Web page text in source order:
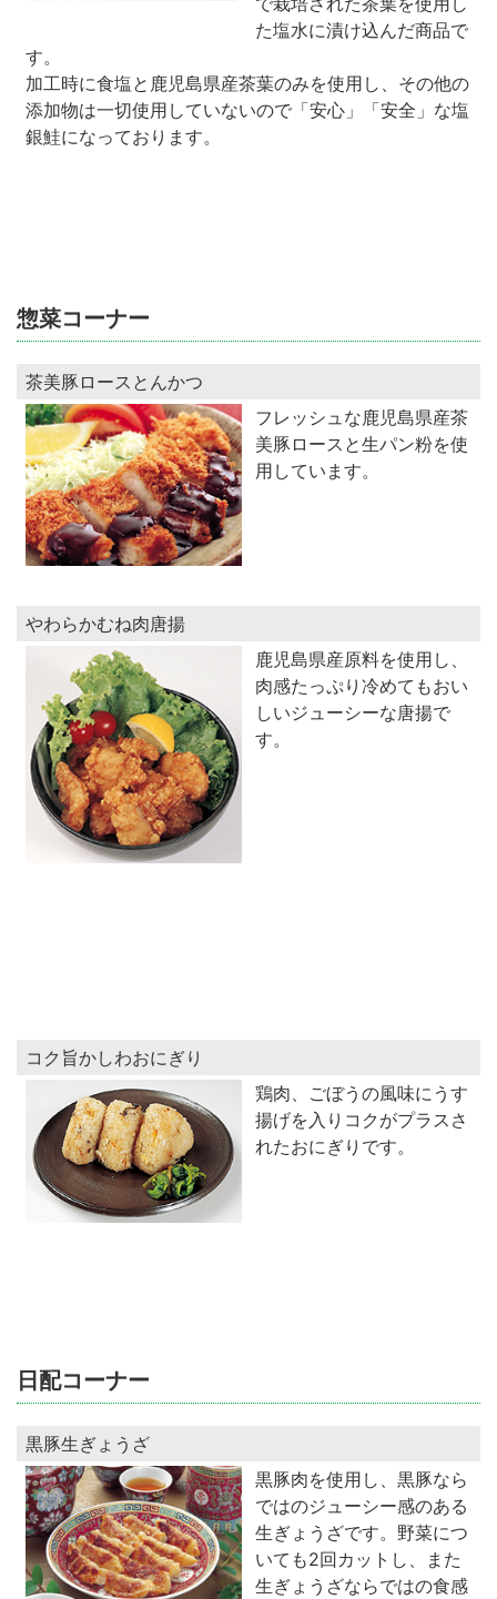
た塩水に漬け込んだ商品で
す。
加工時に食塩と鹿児島県産茶葉のみを使用し、その他の
添加物は一切使用していないので「安心」「安全」な塩
銀鮭になっております。
惣菜コーナー
茶美豚ロースとんかつ
フレッシュな鹿児島県産茶
美豚ロースと生パン粉を使
用しています。
やわらかむね肉唐揚
鹿児島県産原料を使用し、
肉感たっぷり冷めてもおい
しいジューシーな唐揚で
す。
コク旨かしわおにぎり
鶏肉、ごぼうの風味にうす
揚げを入りコクがプラスさ
れたおにぎりです。
日配コーナー
黒豚生ぎょうざ
黒豚肉を使用し、黒豚なら
ではのジューシー感のある
生ぎょうざです。野菜につ
いても2回カットし、また
生ぎょうざならではの食感